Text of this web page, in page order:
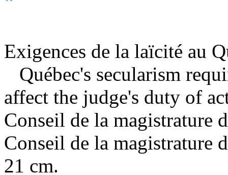
Exigences de la laïcité au
Québec's secularism
affect the judge's duty of
Conseil de la magistrature
Conseil de la magistrature
21 cm.